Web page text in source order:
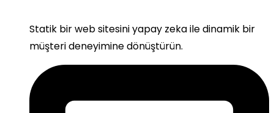
Statik bir web sitesini yapay zeka ile dinamik bir
müşteri deneyimine dönüştürün.